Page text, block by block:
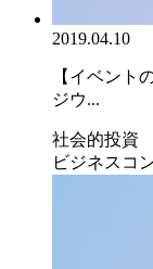
2019.04.10
【イベント
ジウ...
社会的投資
ビジネスコ